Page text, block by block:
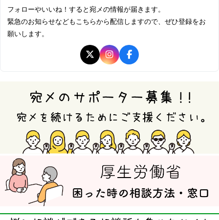
フォローやいいね！すると宛メの情報が届きます。
緊急のお知らせなどもこちらから配信しますので、ぜひ登録をお
願いします。